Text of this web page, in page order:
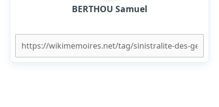
BERTHOU Samuel